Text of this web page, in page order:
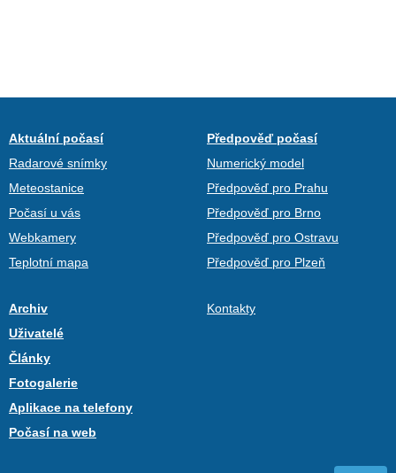
Aktuální počasí
Radarové snímky
Meteostanice
Počasí u vás
Webkamery
Teplotní mapa
Předpověď počasí
Numerický model
Předpověď pro Prahu
Předpověď pro Brno
Předpověď pro Ostravu
Předpověď pro Plzeň
Archiv
Uživatelé
Články
Fotogalerie
Aplikace na telefony
Počasí na web
Kontakty